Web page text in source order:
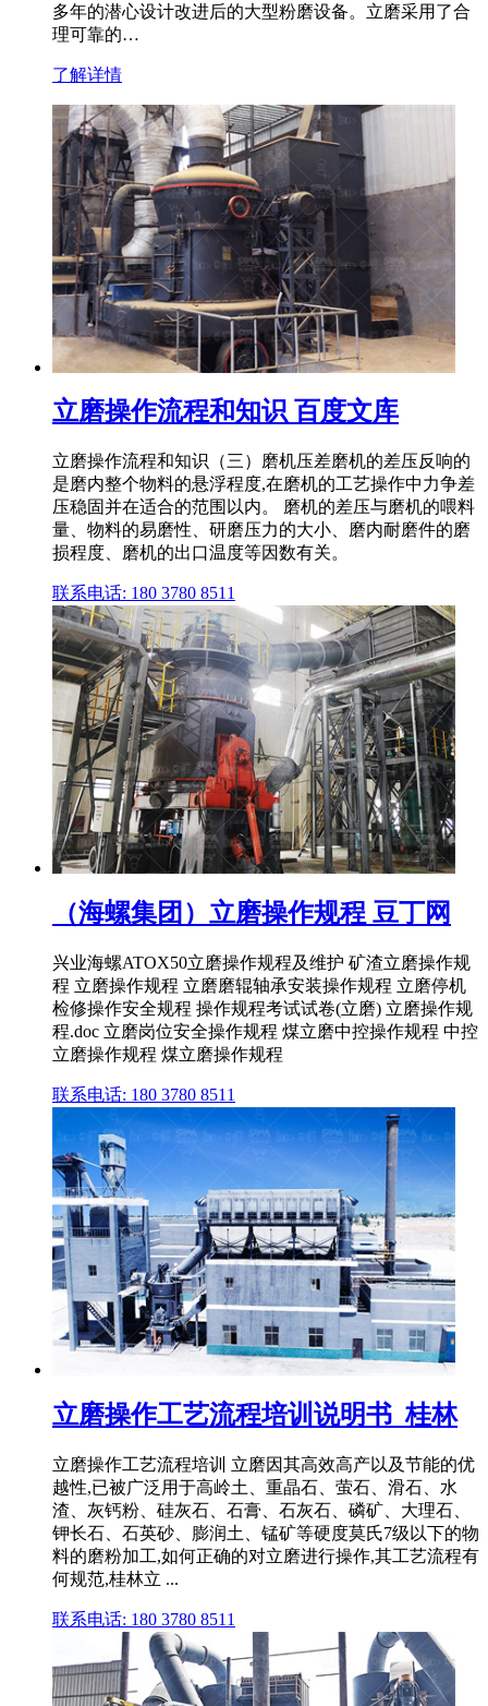
多年的潜心设计改进后的大型粉磨设备。立磨采用了合
理可靠的…
了解详情
立磨操作流程和知识 百度文库
立磨操作流程和知识（三）磨机压差磨机的差压反响的
是磨内整个物料的悬浮程度,在磨机的工艺操作中力争差
压稳固并在适合的范围以内。 磨机的差压与磨机的喂料
量、物料的易磨性、研磨压力的大小、磨内耐磨件的磨
损程度、磨机的出口温度等因数有关。
联系电话: 180 3780 8511
（海螺集团）立磨操作规程 豆丁网
兴业海螺ATOX50立磨操作规程及维护 矿渣立磨操作规
程 立磨操作规程 立磨磨辊轴承安装操作规程 立磨停机
检修操作安全规程 操作规程考试试卷(立磨) 立磨操作规
程.doc 立磨岗位安全操作规程 煤立磨中控操作规程 中控
立磨操作规程 煤立磨操作规程
联系电话: 180 3780 8511
立磨操作工艺流程培训说明书_桂林
立磨操作工艺流程培训 立磨因其高效高产以及节能的优
越性,已被广泛用于高岭土、重晶石、萤石、滑石、水
渣、灰钙粉、硅灰石、石膏、石灰石、磷矿、大理石、
钾长石、石英砂、膨润土、锰矿等硬度莫氏7级以下的物
料的磨粉加工,如何正确的对立磨进行操作,其工艺流程有
何规范,桂林立 ...
联系电话: 180 3780 8511